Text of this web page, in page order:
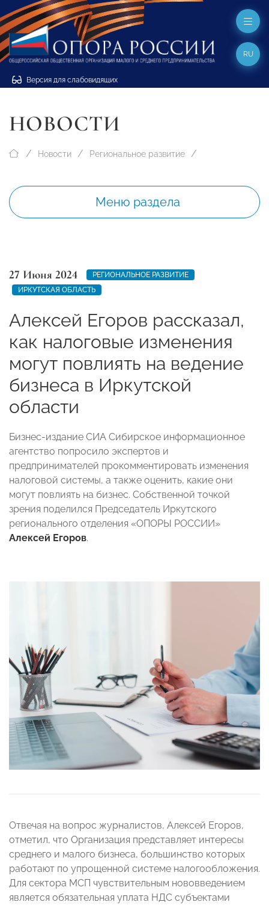
Версия для слабовидящих
RU
НОВОСТИ
Новости Региональное развитие
Меню раздела
27 Июня 2024
РЕГИОНАЛЬНОЕ РАЗВИТИЕ
ИРКУТСКАЯ ОБЛАСТЬ
Алексей Егоров рассказал,
как налоговые изменения
могут повлиять на ведение
бизнеса в Иркутской
области
Бизнес-издание СИА Сибирское информационное
агентство попросило экспертов и
предпринимателей прокомментировать изменения
налоговой системы, а также оценить, какие они
могут повлиять на бизнес. Собственной точкой
зрения поделился Председатель Иркутского
регионального отделения «ОПОРЫ РОССИИ»
Алексей Егоров.
Отвечая на вопрос журналистов, Алексей Егоров,
отметил, что Организация представляет интересы
среднего и малого бизнеса, большинство которых
работают по упрощенной системе налогообложения.
Для сектора МСП чувствительным нововведением
является обязательная уплата НДС субъектами